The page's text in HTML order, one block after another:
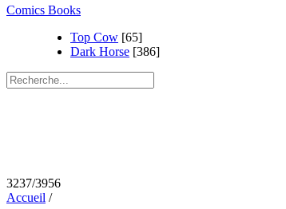
Comics Books
Top Cow [65]
Dark Horse [386]
3237/3956
Accueil /